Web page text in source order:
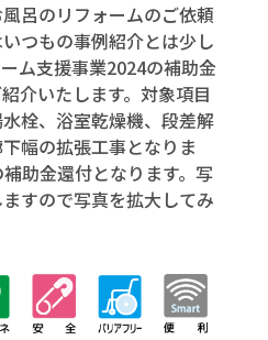
呂のリフォームのご依頼
つもの事例紹介とは少し
ム支援事業2024の補助金
介いたします。対象項目
栓、浴室乾燥機、段差解
幅の拡張工事となりま
助金還付となります。写
すので写真を拡大してみ